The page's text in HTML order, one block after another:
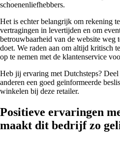
schoenenliefhebbers.
Het is echter belangrijk om rekening
vertragingen in levertijden en om
betrouwbaarheid van de website weg
doet. We raden aan om altijd kritisch
op te nemen met de klantenservice
Heb jij ervaring met Dutchsteps?
anderen een goed geïnformeerde
winkelen bij deze retailer.
Positieve ervaringen
maakt dit bedrijf zo